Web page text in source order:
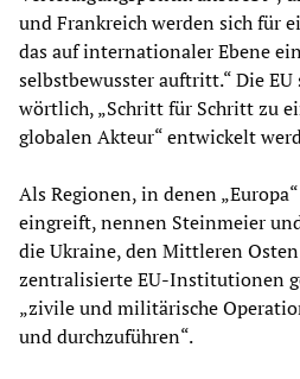
und Frankreich werden sich für
das auf internationaler Ebene
selbstbewusster auftritt.“ Die EU
wörtlich, „Schritt für Schritt zu
globalen Akteur“ entwickelt
Als Regionen, in denen
eingreift, nennen Steinmeier
die Ukraine, den Mittleren
zentralisierte EU-Institutionen
„zivile und militärische
und durchzuführen“.